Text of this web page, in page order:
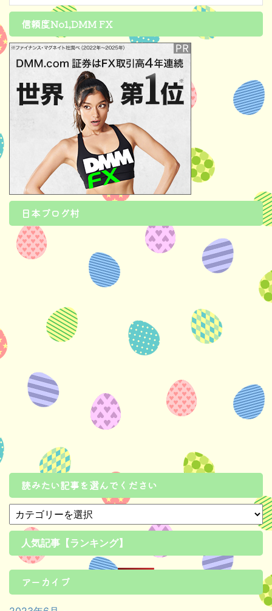
信頼度No1,DMM FX
日本ブログ村
読みたい記事を選んでください
人気記事【ランキング】
アーカイブ